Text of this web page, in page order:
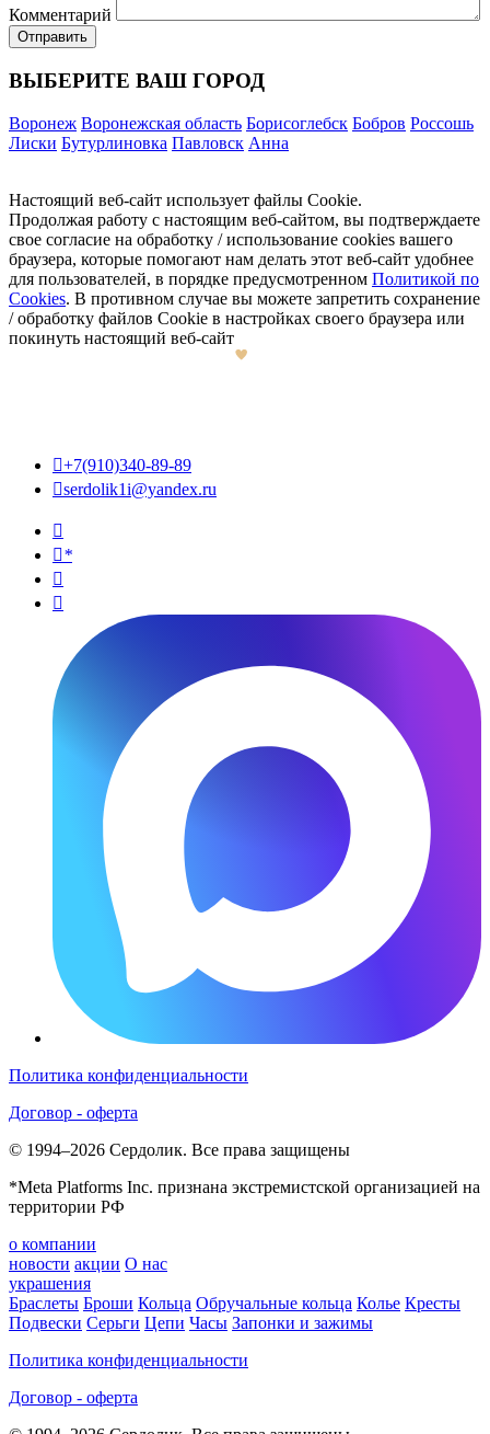
Комментарий
ВЫБЕРИТЕ ВАШ ГОРОД
Воронеж Воронежская область Борисоглебск Бобров Россошь
Лиски Бутурлиновка Павловск Анна
Настоящий веб-сайт использует файлы Cookie.
Продолжая работу с настоящим веб-сайтом, вы подтверждаете
свое согласие на обработку / использование cookies вашего
браузера, которые помогают нам делать этот веб-сайт удобнее
для пользователей, в порядке предусмотренном Политикой по
Cookies. В противном случае вы можете запретить сохранение
/ обработку файлов Cookie в настройках своего браузера или
покинуть настоящий веб-сайт
+7(910)340-89-89
serdolik1i@yandex.ru

*


Политика конфиденциальности
Договор - оферта
© 1994–2026 Сердолик. Все права защищены
*Meta Platforms Inc. признана экстремистской организацией на
территории РФ
о компании
новости акции О нас
украшения
Браслеты Броши Кольца Обручальные кольца Колье Кресты
Подвески Серьги Цепи Часы Запонки и зажимы
Политика конфиденциальности
Договор - оферта